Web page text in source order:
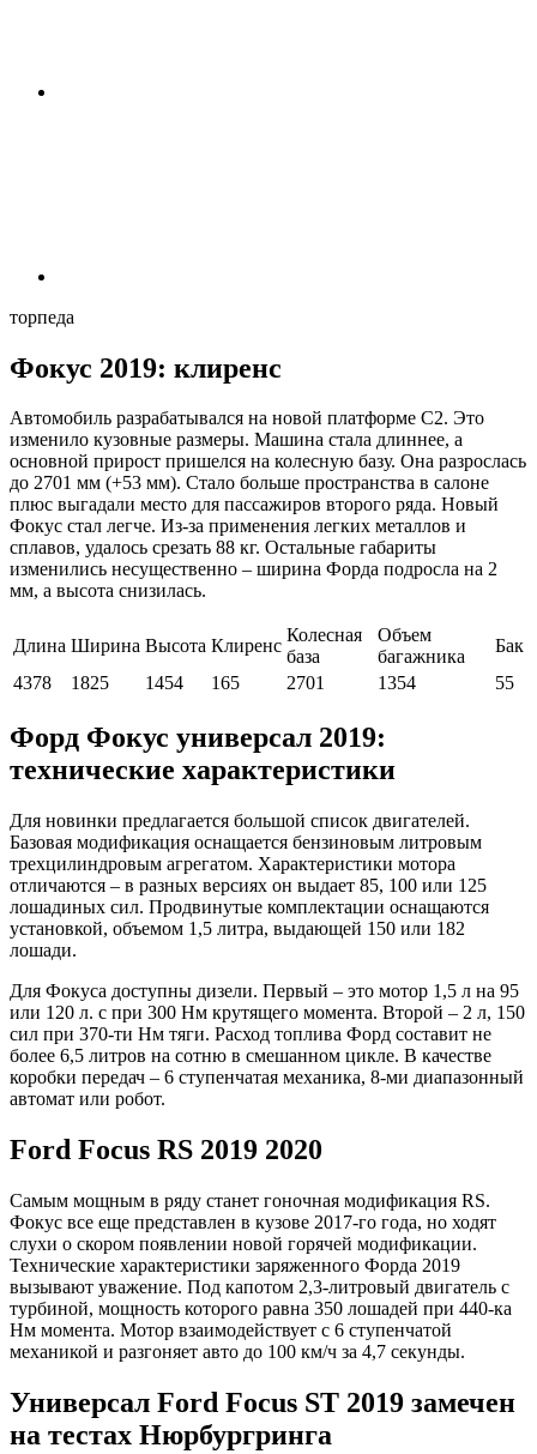
торпеда
Фокус 2019: клиренс
Автомобиль разрабатывался на новой платформе С2. Это
изменило кузовные размеры. Машина стала длиннее, а
основной прирост пришелся на колесную базу. Она разрослась
до 2701 мм (+53 мм). Стало больше пространства в салоне
плюс выгадали место для пассажиров второго ряда. Новый
Фокус стал легче. Из-за применения легких металлов и
сплавов, удалось срезать 88 кг. Остальные габариты
изменились несущественно – ширина Форда подросла на 2
мм, а высота снизилась.
Длина Ширина Высота Клиренс
Колесная
база
Объем
багажника
Бак
4378
1825 1454 165 2701 1354 55
Форд Фокус универсал 2019:
технические характеристики
Для новинки предлагается большой список двигателей.
Базовая модификация оснащается бензиновым литровым
трехцилиндровым агрегатом. Характеристики мотора
отличаются – в разных версиях он выдает 85, 100 или 125
лошадиных сил. Продвинутые комплектации оснащаются
установкой, объемом 1,5 литра, выдающей 150 или 182
лошади.
Для Фокуса доступны дизели. Первый – это мотор 1,5 л на 95
или 120 л. с при 300 Нм крутящего момента. Второй – 2 л, 150
сил при 370-ти Нм тяги. Расход топлива Форд составит не
более 6,5 литров на сотню в смешанном цикле. В качестве
коробки передач – 6 ступенчатая механика, 8-ми диапазонный
автомат или робот.
Ford Focus RS 2019 2020
Самым мощным в ряду станет гоночная модификация RS.
Фокус все еще представлен в кузове 2017-го года, но ходят
слухи о скором появлении новой горячей модификации.
Технические характеристики заряженного Форда 2019
вызывают уважение. Под капотом 2,3-литровый двигатель с
турбиной, мощность которого равна 350 лошадей при 440-ка
Нм момента. Мотор взаимодействует с 6 ступенчатой
механикой и разгоняет авто до 100 км/ч за 4,7 секунды.
Универсал Ford Focus ST 2019 замечен
на тестах Нюрбургринга